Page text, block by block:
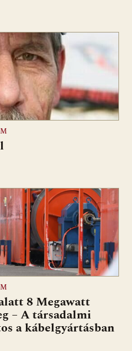
8 Megawatt
– A társadalmi
a kábelgyártásban